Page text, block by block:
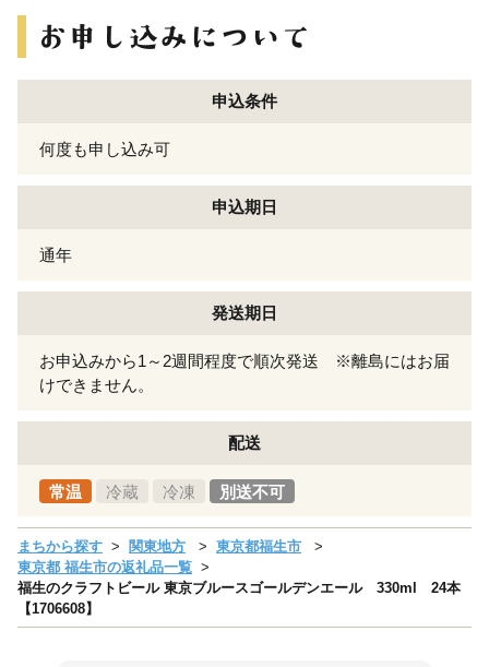
申込条件
何度も申し込み可
申込期日
通年
発送期日
お申込みから1～2週間程度で順次発送 ※離島にはお届
けできません。
配送
常温 冷蔵 冷凍 別送不可
まちから探す 関東地方
東京都福生市
東京都 福生市の返礼品一覧
福生のクラフトビール 東京ブルースゴールデンエール 330ml 24本
【1706608】